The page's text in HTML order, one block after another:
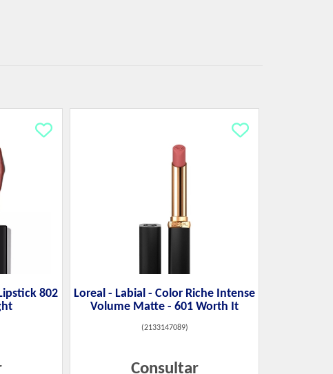
802
Loreal - Labial - Color Riche Intense
Volume Matte - 601 Worth It
(2133147089)
Consultar